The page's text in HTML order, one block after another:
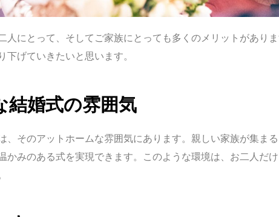
人にとって、そしてご家族にとっても多くのメリットがあり
げていきたいと思います。
結婚式の雰囲気
、そのアットホームな雰囲気にあります。親しい家族が集ま
かみのある式を実現できます。このような環境は、お二人だ